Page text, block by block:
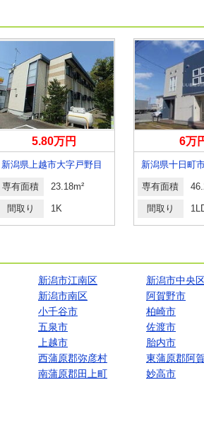
5.80万円
新潟県上越市大字戸野目
専有面積 23.18m²
間取り 1K
6万
新潟県十日町
専有面積
間取り
新潟市江南区
新潟市中央
新潟市南区
阿賀野市
小千谷市
柏崎市
五泉市
佐渡市
上越市
胎内市
西蒲原郡弥彦村
東蒲原郡阿
南蒲原郡田上町
妙高市